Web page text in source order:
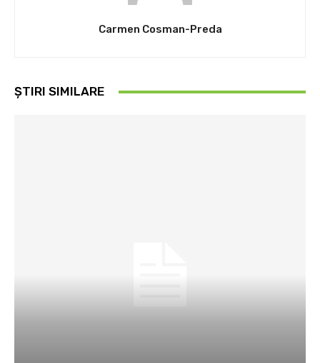
Carmen Cosman-Preda
ȘTIRI SIMILARE